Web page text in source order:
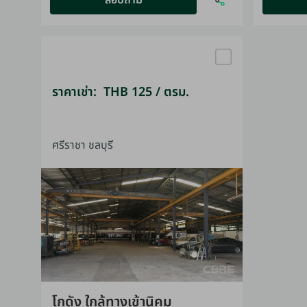
ราคาเช่า: THB 125 / ตรม.
ศรีราชา ชลบุรี
โกดัง ใกล้ทางเข้านิคม